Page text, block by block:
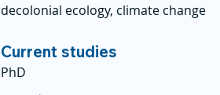
decolonial ecology, climate change
Current studies
PhD